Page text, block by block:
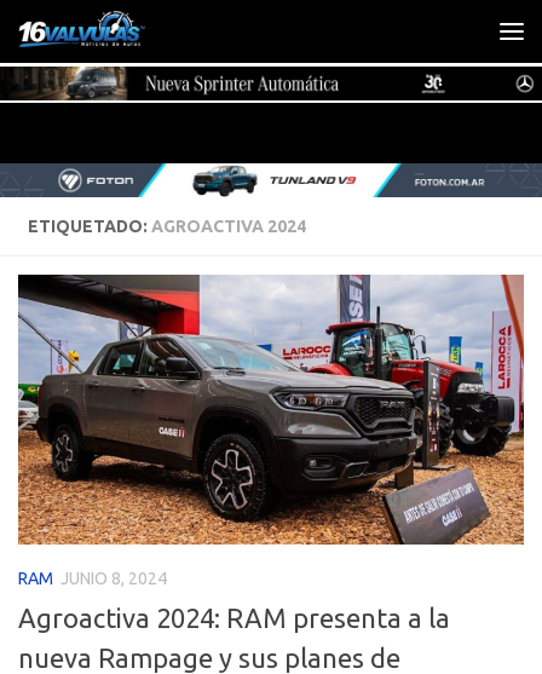
Saltar al contenido
ETIQUETADO: AGROACTIVA 2024
RAM JUNIO 8, 2024
Agroactiva 2024: RAM presenta a la
nueva Rampage y sus planes de